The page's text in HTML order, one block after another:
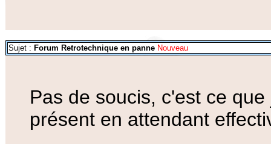
Sujet : Forum Retrotechnique en panne Nouveau
Pas de soucis, c'est ce
présent en attendant